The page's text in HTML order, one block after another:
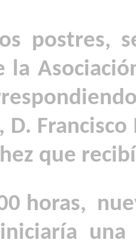
postres,
la
D.
que
horas,
iniciaría